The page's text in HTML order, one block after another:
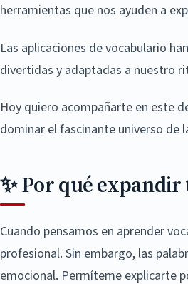
herramientas que nos ayuden a
Las aplicaciones de vocabulario
divertidas y adaptadas a nuestro
Hoy quiero acompañarte en este
dominar el fascinante universo de
✨ Por qué
Cuando pensamos en aprender
profesional. Sin embargo, las
emocional. Permíteme explicarte